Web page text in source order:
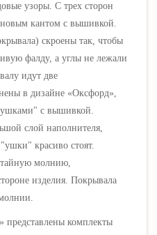
узоры. С трех сторон
кантом с вышивкой.
скроены так, чтобы
фалду, а углы не лежали
идут две
в дизайне «Оксфорд»,
с вышивкой.
слой наполнителя,
красиво стоят.
молнию,
изделия. Покрывала
» представлены комплекты